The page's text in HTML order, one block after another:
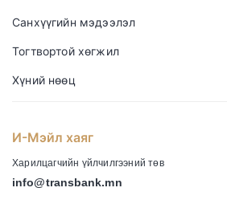
Санхүүгийн мэдээлэл
Тогтвортой хөгжил
Хүний нөөц
И-Мэйл хаяг
Харилцагчийн үйлчилгээний төв
info@transbank.mn